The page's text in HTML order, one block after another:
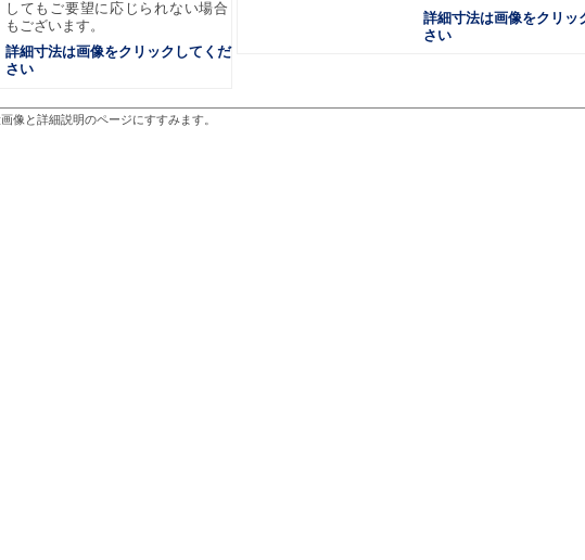
してもご要望に応じられない場合
もございます。
詳細寸法は画像をクリックしてくだ
さい
詳細寸法は画像をクリッ
さい
像と詳細説明のページにすすみます。